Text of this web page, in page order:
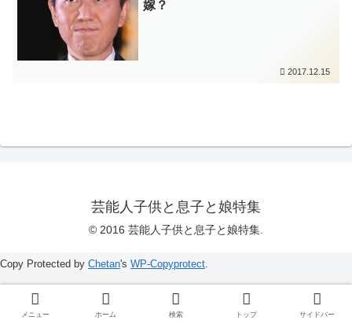
嫁？
2017.12.15
芸能人子供と息子と娘特集
© 2016 芸能人子供と息子と娘特集.
メニュー ホーム 検索 トップ サイドバー
Copy Protected by Chetan's WP-Copyprotect